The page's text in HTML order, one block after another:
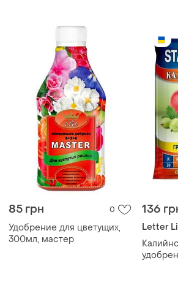
85 грн 0
Удобрение для цветущих,
300мл, мастер
136
Letter